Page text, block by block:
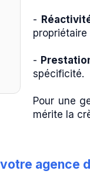
-
-
spécificité.
Pour une
mérite la
agence